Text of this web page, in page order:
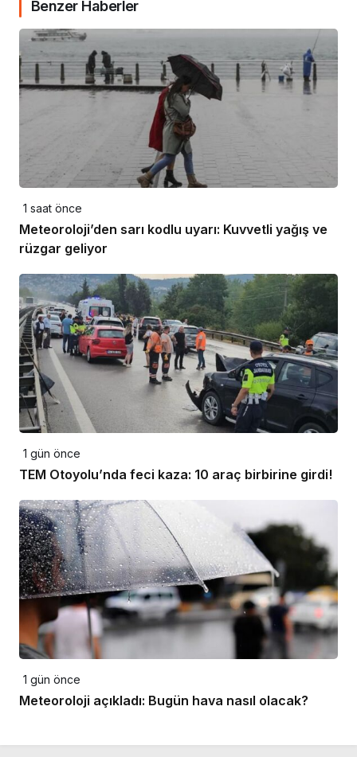
Benzer Haberler
1 saat önce
Meteoroloji’den sarı kodlu uyarı: Kuvvetli yağış ve
rüzgar geliyor
1 gün önce
TEM Otoyolu’nda feci kaza: 10 araç birbirine girdi!
1 gün önce
Meteoroloji açıkladı: Bugün hava nasıl olacak?